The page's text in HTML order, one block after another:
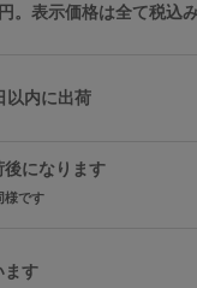
。表示価格は全て税込み
以内に出荷
後になります
様です
ます